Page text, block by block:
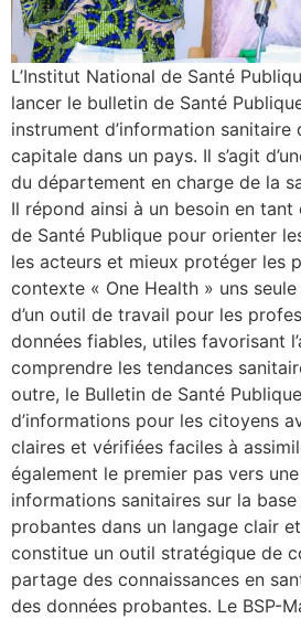
L’Institut National de Santé
lancer le bulletin de Santé
instrument d’information sanitaire
capitale dans un pays. Il s’agit
du département en charge de la
Il répond ainsi à un besoin en tant
de Santé Publique pour orienter
les acteurs et mieux protéger les
contexte « One Health » uns
d’un outil de travail pour les
données fiables, utiles favorisant
comprendre les tendances
outre, le Bulletin de Santé
d’informations pour les citoyens
claires et vérifiées faciles à
également le premier pas vers
informations sanitaires sur la
probantes dans un langage clair
constitue un outil stratégique de
partage des connaissances en
des données probantes. Le BSP-